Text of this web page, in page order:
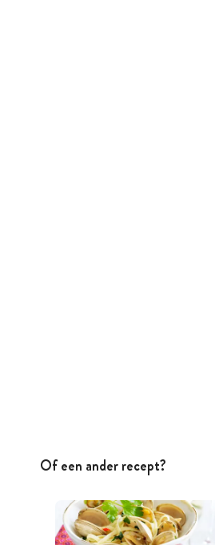
Of een ander recept?